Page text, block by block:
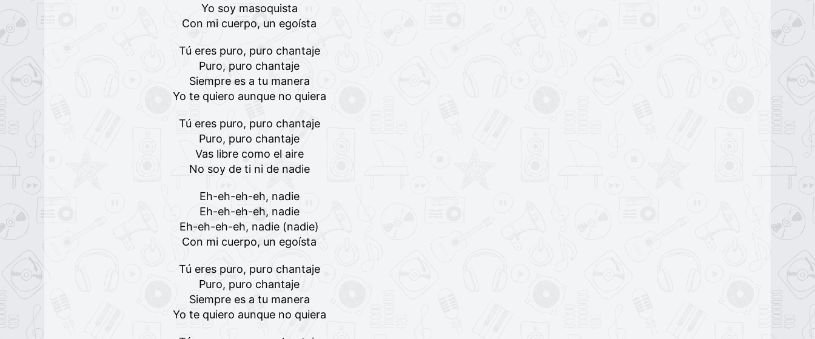
Yo soy masoquista
Con mi cuerpo, un egoísta
Tú eres puro, puro chantaje
Puro, puro chantaje
Siempre es a tu manera
Yo te quiero aunque no quiera
Tú eres puro, puro chantaje
Puro, puro chantaje
Vas libre como el aire
No soy de ti ni de nadie
Eh-eh-eh-eh, nadie
Eh-eh-eh-eh, nadie
Eh-eh-eh-eh, nadie (nadie)
Con mi cuerpo, un egoísta
Tú eres puro, puro chantaje
Puro, puro chantaje
Siempre es a tu manera
Yo te quiero aunque no quiera